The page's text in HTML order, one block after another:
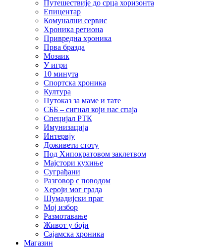
Путешествије до срца хоризонта
Епицентар
Комунални сервис
Хроника региона
Привредна хроника
Прва бразда
Мозаик
У игри
10 минута
Спортска хроника
Култура
Путоказ за маме и тате
СББ – сигнал који нас спаја
Специјал РТК
Имунизација
Интервју
Доживети стоту
Под Хипократовом заклетвом
Мајстори кухиње
Суграђани
Разговор с поводом
Хероји мог града
Шумадијски праг
Мој избор
Размотавање
Живот у боји
Сајамска хроника
Магазин